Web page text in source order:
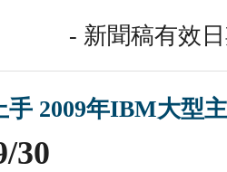
- 新聞稿有效
手 2009年IBM大型
30